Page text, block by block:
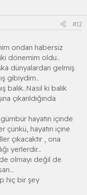
#12
ondan habersiz
dönemim oldu..
dünyalardan gelmiş
gibiydim..
balık..Nasıl ki balık
çıkarıldığında
hayatın içinde
çünkü, hayatın içine
çıkacaktır , ona
yerlerdir...
olmayı değil de
hiç bir şey